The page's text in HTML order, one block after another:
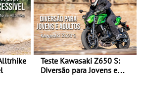
Teste Kawasaki Z650 S:
Diversão para Jovens e